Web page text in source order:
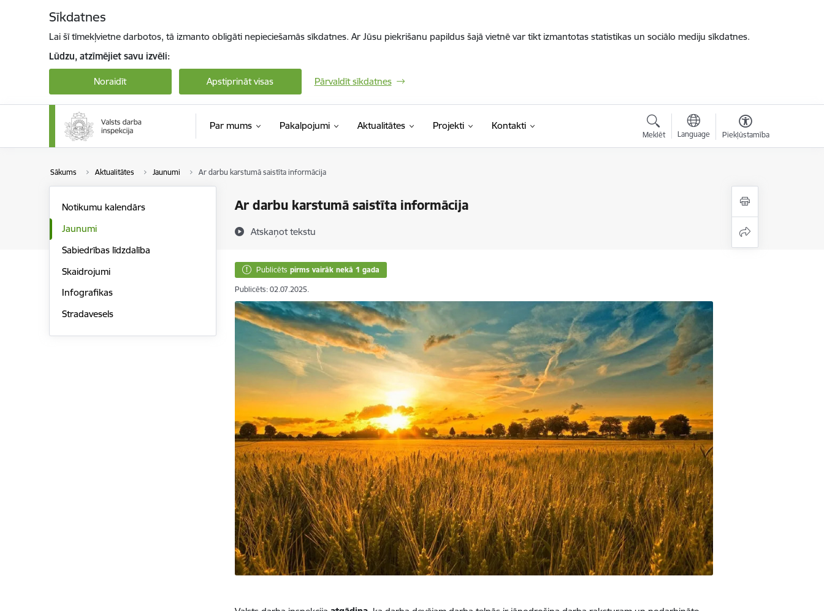
Sīkdatnes
Lai šī tīmekļvietne darbotos, tā izmanto obligāti nepieciešamās sīkdatnes. Ar Jūsu piekrišanu papildus šajā vietnē var tikt izmantotas statistikas un sociālo mediju sīkdatnes.
Lūdzu, atzīmējiet savu izvēli:
Noraidīt Apstiprināt visas Pārvaldīt sīkdatnes
Par mums Pakalpojumi Aktualitātes Projekti Kontakti
Meklēt Language Piekļūstamība
Sākums Aktualitātes Jaunumi Ar darbu karstumā saistīta informācija
Ar darbu karstumā saistīta informācija
Atskaņot tekstu
Notikumu kalendārs
Jaunumi
Sabiedrības līdzdalība
Skaidrojumi
Infografikas
Stradavesels
Publicēts pirms vairāk nekā 1 gada
Publicēts: 02.07.2025.